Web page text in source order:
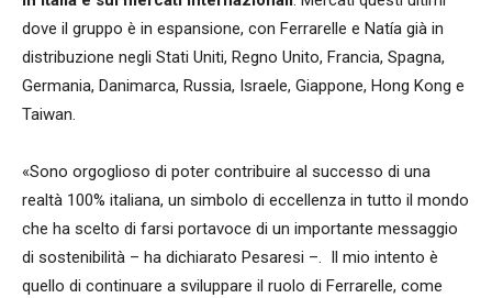
dove il gruppo è in espansione, con Ferrarelle e Natía già in
distribuzione negli Stati Uniti, Regno Unito, Francia, Spagna,
Germania, Danimarca, Russia, Israele, Giappone, Hong Kong e
Taiwan.
«Sono orgoglioso di poter contribuire al successo di una
realtà 100% italiana, un simbolo di eccellenza in tutto il mondo
che ha scelto di farsi portavoce di un importante messaggio
di sostenibilità – ha dichiarato Pesaresi –. Il mio intento è
quello di continuare a sviluppare il ruolo di Ferrarelle, come